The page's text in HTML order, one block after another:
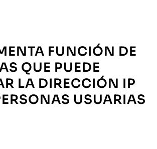
FUNCIÓN DE
QUE PUEDE
LA DIRECCIÓN IP
USUARIAS